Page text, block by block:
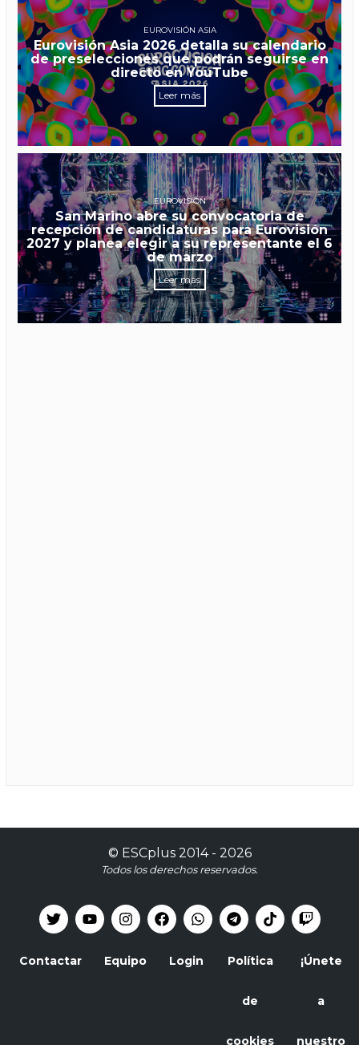
EUROVISIÓN ASIA
Eurovisión Asia 2026 detalla su calendario
de preselecciones que podrán seguirse en
directo en YouTube
Leer más
EUROVISIÓN
San Marino abre su convocatoria de
recepción de candidaturas para Eurovisión
2027 y planea elegir a su representante el 6
de marzo
Leer más
© ESCplus2014 - 2026
Todos los derechos reservados.
Contactar Equipo Login Política
de
cookies
¡Únete
a
nuestro